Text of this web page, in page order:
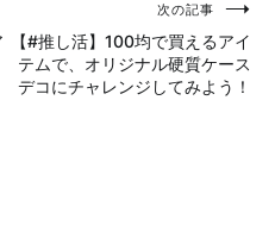
次の記事
【#推し活】100均で買えるアイ
テムで、オリジナル硬質ケース
デコにチャレンジしてみよう！